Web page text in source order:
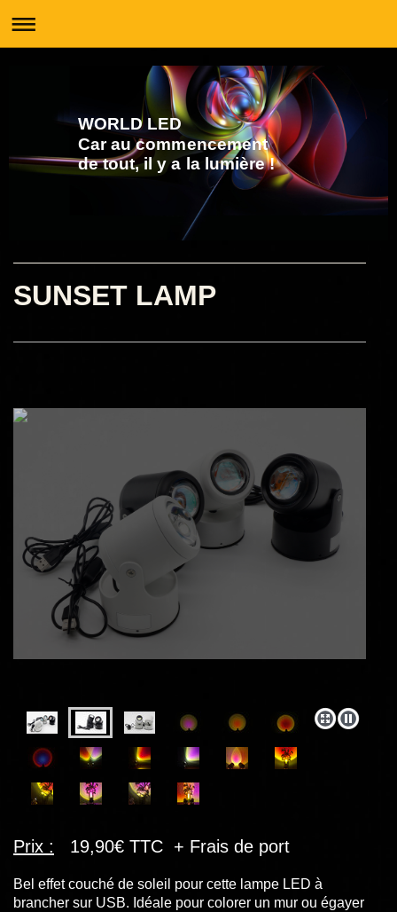
WORLD LED
Car au commencement
de tout, il y a la lumière !
SUNSET LAMP
Prix : 19,90€ TTC + Frais de port
Bel effet couché de soleil pour cette lampe LED à
brancher sur USB. Idéale pour colorer un mur ou égayer